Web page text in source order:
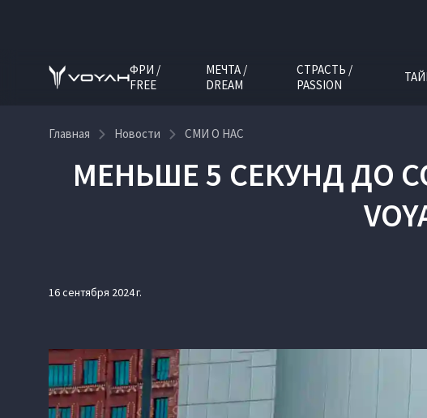
ФРИ /
FREE
МЕЧТА /
DREAM
СТРАСТЬ /
PASSION
Главная Новости СМИ О НАС
МЕНЬШЕ 5 СЕКУНД ДО
16 сентября 2024 г.